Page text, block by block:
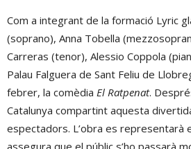
Com a integrant de la formació Lyric
(soprano), Anna Tobella
Carreras (tenor), Alessio Coppola
Palau Falguera de Sant Feliu de
febrer, la comèdia El Ratpenat.
Catalunya compartint aquesta
espectadors. L’obra es representarà
assegura que el públic s’ho passarà